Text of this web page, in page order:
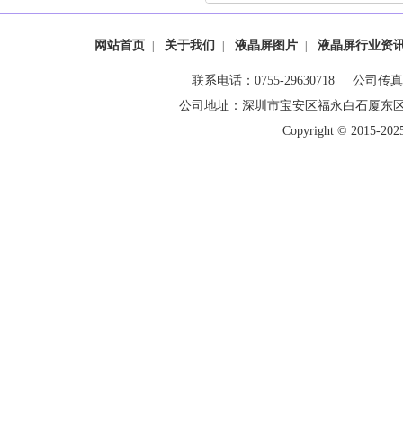
网站首页 | 关于我们 | 液晶屏图片 | 液晶屏行业资
联系电话：0755-29630718 公司传
公司地址：深圳市宝安区福永白石厦
Copyright © 2015-